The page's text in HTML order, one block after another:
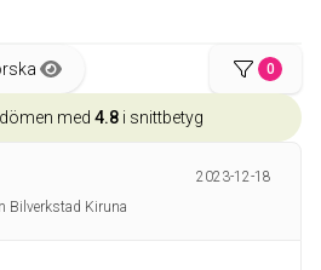
0
med 4.8 i snittbetyg
2023-12-18
Bilverkstad Kiruna